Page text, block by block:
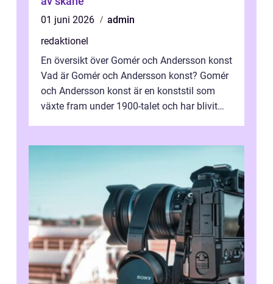
01 juni 2026
admin
redaktionel
En översikt över Gomér och Andersson konst
Vad är Gomér och Andersson konst? Gomér
och Andersson konst är en konststil som
växte fram under 1900-talet och har blivit